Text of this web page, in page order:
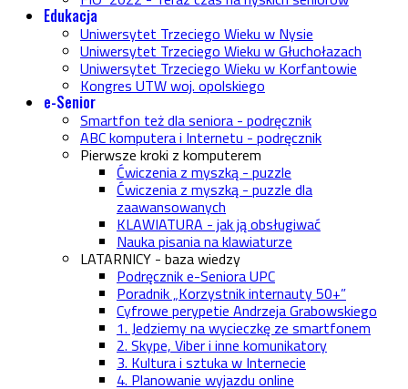
Edukacja
Uniwersytet Trzeciego Wieku w Nysie
Uniwersytet Trzeciego Wieku w Głuchołazach
Uniwersytet Trzeciego Wieku w Korfantowie
Kongres UTW woj. opolskiego
e-Senior
Smartfon też dla seniora - podręcznik
ABC komputera i Internetu - podręcznik
Pierwsze kroki z komputerem
Ćwiczenia z myszką - puzzle
Ćwiczenia z myszką - puzzle dla
zaawansowanych
KLAWIATURA - jak ją obsługiwać
Nauka pisania na klawiaturze
LATARNICY - baza wiedzy
Podręcznik e-Seniora UPC
Poradnik „Korzystnik internauty 50+”
Cyfrowe perypetie Andrzeja Grabowskiego
1. Jedziemy na wycieczkę ze smartfonem
2. Skype, Viber i inne komunikatory
3. Kultura i sztuka w Internecie
4. Planowanie wyjazdu online